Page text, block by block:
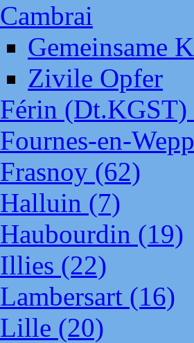
Cambrai
Gemeinsame
Zivile Opfer
Férin (Dt.KGST)
Fournes-en-
Frasnoy (62)
Halluin (7)
Haubourdin (19)
Illies (22)
Lambersart (16)
Lille (20)